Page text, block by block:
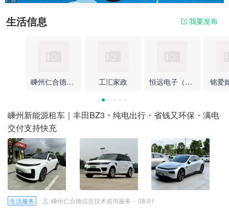
生活信息 我要发布
嵊州仁合德信息技术咨询服务 工汇家政 恒远电子（e点传媒） 铭爱
嵊州新能源租车｜丰田BZ3・纯电出行・省钱又环保・满电
交付支持快充
生活服务 嵊州仁合德信息技术咨询服务 08-01